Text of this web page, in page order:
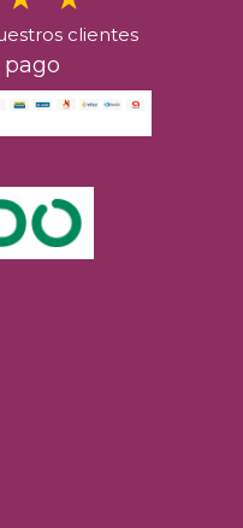
clientes
pago